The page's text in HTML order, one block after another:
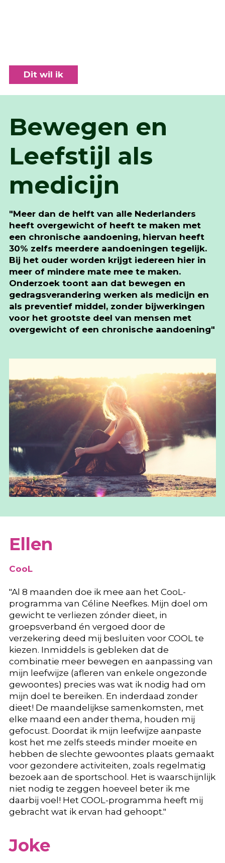
Dit wil ik
Bewegen en
Leefstijl als
medicijn
"Meer dan de helft van alle Nederlanders
heeft overgewicht of heeft te maken met
een chronische aandoening, hiervan heeft
30% zelfs meerdere aandoeningen tegelijk.
Bij het ouder worden krijgt iedereen hier in
meer of mindere mate mee te maken.
Onderzoek toont aan dat bewegen en
gedragsverandering werken als medicijn en
als preventief middel, zonder bijwerkingen
voor het grootste deel van mensen met
overgewicht of een chronische aandoening"
Ellen
CooL
"Al 8 maanden doe ik mee aan het CooL-
programma van Céline Neefkes. Mijn doel om
gewicht te verliezen zónder dieet, in
groepsverband én vergoed door de
verzekering deed mij besluiten voor COOL te
kiezen. Inmiddels is gebleken dat de
combinatie meer bewegen en aanpassing van
mijn leefwijze (afleren van enkele ongezonde
gewoontes) precies was wat ik nodig had om
mijn doel te bereiken. En inderdaad zonder
dieet! De maandelijkse samenkomsten, met
elke maand een ander thema, houden mij
gefocust. Doordat ik mijn leefwijze aanpaste
kost het me zelfs steeds minder moeite en
hebben de slechte gewoontes plaats gemaakt
voor gezondere activiteiten, zoals regelmatig
bezoek aan de sportschool. Het is waarschijnlijk
niet nodig te zeggen hoeveel beter ik me
daarbij voel! Het COOL-programma heeft mij
gebracht wat ik ervan had gehoopt."
Joke